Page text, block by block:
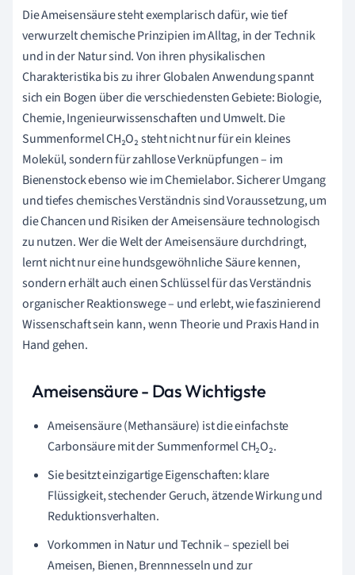
Die Ameisensäure steht exemplarisch dafür, wie tief
verwurzelt chemische Prinzipien im Alltag, in der Technik
und in der Natur sind. Von ihren physikalischen
Charakteristika bis zu ihrer Globalen Anwendung spannt
sich ein Bogen über die verschiedensten Gebiete: Biologie,
Chemie, Ingenieurwissenschaften und Umwelt. Die
Summenformel CH₂O₂ steht nicht nur für ein kleines
Molekül, sondern für zahllose Verknüpfungen – im
Bienenstock ebenso wie im Chemielabor. Sicherer Umgang
und tiefes chemisches Verständnis sind Voraussetzung, um
die Chancen und Risiken der Ameisensäure technologisch
zu nutzen. Wer die Welt der Ameisensäure durchdringt,
lernt nicht nur eine hundsgewöhnliche Säure kennen,
sondern erhält auch einen Schlüssel für das Verständnis
organischer Reaktionswege – und erlebt, wie faszinierend
Wissenschaft sein kann, wenn Theorie und Praxis Hand in
Hand gehen.
Ameisensäure - Das Wichtigste
Ameisensäure (Methansäure) ist die einfachste
Carbonsäure mit der Summenformel CH₂O₂.
Sie besitzt einzigartige Eigenschaften: klare
Flüssigkeit, stechender Geruch, ätzende Wirkung und
Reduktionsverhalten.
Vorkommen in Natur und Technik – speziell bei
Ameisen, Bienen, Brennnesseln und zur